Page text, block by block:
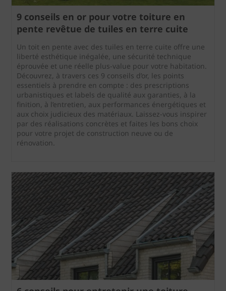
9 conseils en or pour votre toiture en
pente revêtue de tuiles en terre cuite
Un toit en pente avec des tuiles en terre cuite offre une
liberté esthétique inégalée, une sécurité technique
éprouvée et une réelle plus-value pour votre habitation.
Découvrez, à travers ces 9 conseils d’or, les points
essentiels à prendre en compte : des prescriptions
urbanistiques et labels de qualité aux garanties, à la
finition, à l’entretien, aux performances énergétiques et
aux choix judicieux des matériaux. Laissez-vous inspirer
par des réalisations concrètes et faites les bons choix
pour votre projet de construction neuve ou de
rénovation.